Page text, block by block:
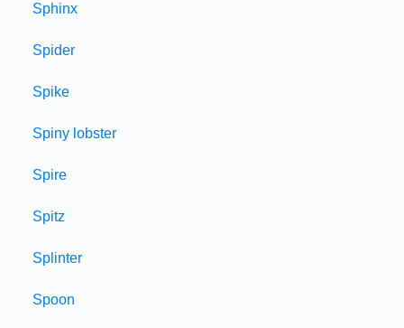
Sphinx
Spider
Spike
Spiny lobster
Spire
Spitz
Splinter
Spoon